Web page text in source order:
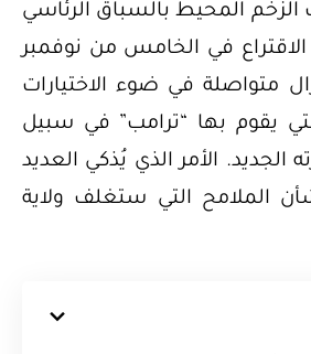
الزخم المحيط بالسباق الرئاسي
في الخامس من نوفمبر
متواصلة في ضوء الاختيارات
يقوم بها “ترامب” في سبيل
الجديد. الأمر الذي يُذكي العديد
الملامح التي ستغلف ولاية